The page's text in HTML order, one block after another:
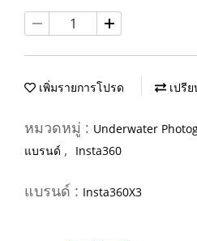
เพิ่มรายการโปรด เปรี
หมวดหมู่ : Underwater
แบรนด์ , Insta360
แบรนด์ : Insta360X3